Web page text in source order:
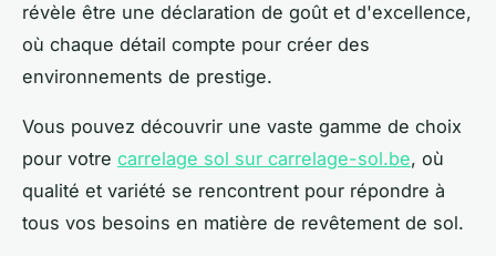
révèle être une déclaration de goût et d'excellence,
où chaque détail compte pour créer des
environnements de prestige.
Vous pouvez découvrir une vaste gamme de choix
pour votre carrelage sol sur carrelage-sol.be, où
qualité et variété se rencontrent pour répondre à
tous vos besoins en matière de revêtement de sol.